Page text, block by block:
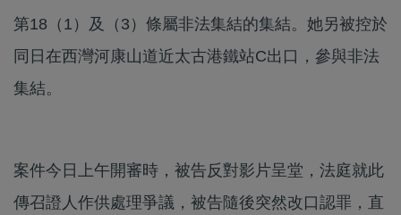
第18（1）及（3）條屬非法集結的集結。她另被控於
同日在西灣河康山道近太古港鐵站C出口，參與非法
集結。
案件今日上午開審時，被告反對影片呈堂，法庭就此
傳召證人作供處理爭議，被告隨後突然改口認罪，直